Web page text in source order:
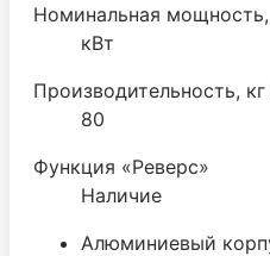
Номинальная
кВт
Производительность,
80
Функция «Реверс»
Наличие
Алюминиевый